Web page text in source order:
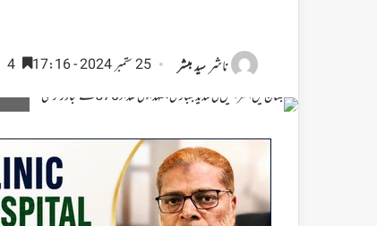
ناشرسید مبشر 25 ستمبر 2024 - 17:16